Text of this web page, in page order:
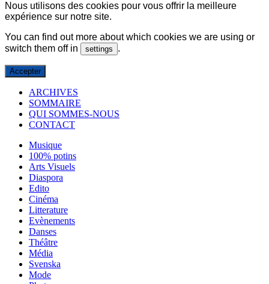
Nous utilisons des cookies pour vous offrir la meilleure
expérience sur notre site.
You can find out more about which cookies we are using or
switch them off in
settings .
Accepter
ARCHIVES
SOMMAIRE
QUI SOMMES-NOUS
CONTACT
Musique
100% potins
Arts Visuels
Diaspora
Edito
Cinéma
Litterature
Evènements
Danses
Théâtre
Média
Svenska
Mode